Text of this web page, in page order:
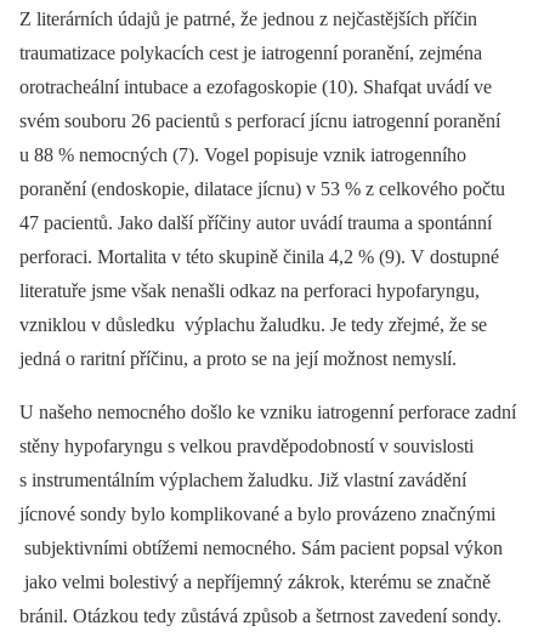
Z literárních údajů je patrné, že jednou z nejčastějších příčin
traumatizace polykacích cest je iatrogenní poranění, zejména
orotracheální intubace a ezofagoskopie (10). Shafqat uvádí ve
svém souboru 26 pacientů s perforací jícnu iatrogenní poranění
u 88 % nemocných (7). Vogel popisuje vznik iatrogenního
poranění (endoskopie, dilatace jícnu) v 53 % z celkového počtu
47 pacientů. Jako další příčiny autor uvádí trauma a spontánní
perforaci. Mortalita v této skupině činila 4,2 % (9). V dostupné
literatuře jsme však nenašli odkaz na perforaci hypofaryngu,
vzniklou v důsledku výplachu žaludku. Je tedy zřejmé, že se
jedná o raritní příčinu, a proto se na její možnost nemyslí.
U našeho nemocného došlo ke vzniku iatrogenní perforace zadní
stěny hypofaryngu s velkou pravděpodobností v souvislosti
s instrumentálním výplachem žaludku. Již vlastní zavádění
jícnové sondy bylo komplikované a bylo provázeno značnými
subjektivními obtížemi nemocného. Sám pacient popsal výkon
jako velmi bolestivý a nepříjemný zákrok, kterému se značně
bránil. Otázkou tedy zůstává způsob a šetrnost zavedení sondy.